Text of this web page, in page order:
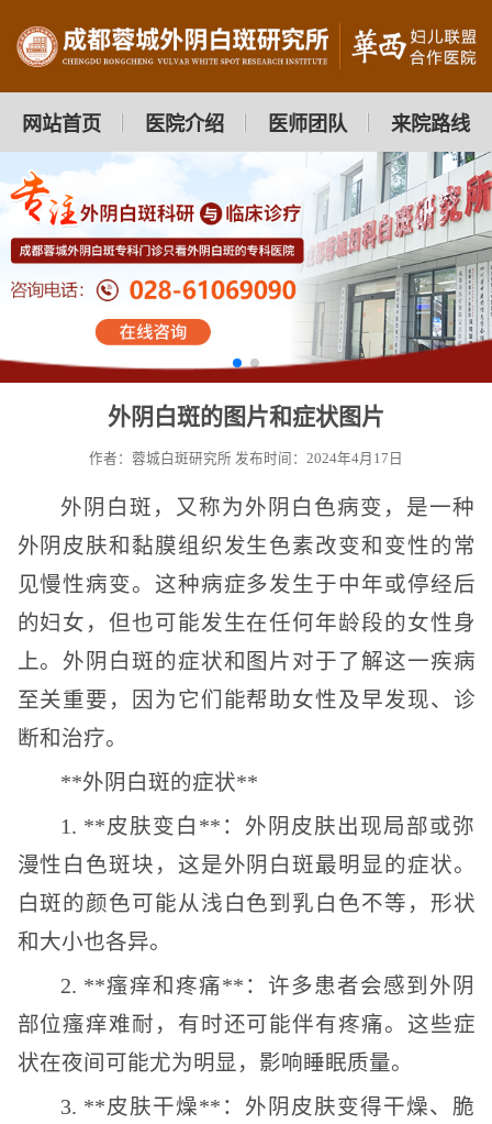
网站首页 医院介绍 医师团队 来院路线
外阴白斑的图片和症状图片
作者：蓉城白斑研究所 发布时间：2024年4月17日
外阴白斑，又称为外阴白色病变，是一种
外阴皮肤和黏膜组织发生色素改变和变性的常
见慢性病变。这种病症多发生于中年或停经后
的妇女，但也可能发生在任何年龄段的女性身
上。外阴白斑的症状和图片对于了解这一疾病
至关重要，因为它们能帮助女性及早发现、诊
断和治疗。
**外阴白斑的症状**
1. **皮肤变白**：外阴皮肤出现局部或弥
漫性白色斑块，这是外阴白斑最明显的症状。
白斑的颜色可能从浅白色到乳白色不等，形状
和大小也各异。
2. **瘙痒和疼痛**：许多患者会感到外阴
部位瘙痒难耐，有时还可能伴有疼痛。这些症
状在夜间可能尤为明显，影响睡眠质量。
3. **皮肤干燥**：外阴皮肤变得干燥、脆